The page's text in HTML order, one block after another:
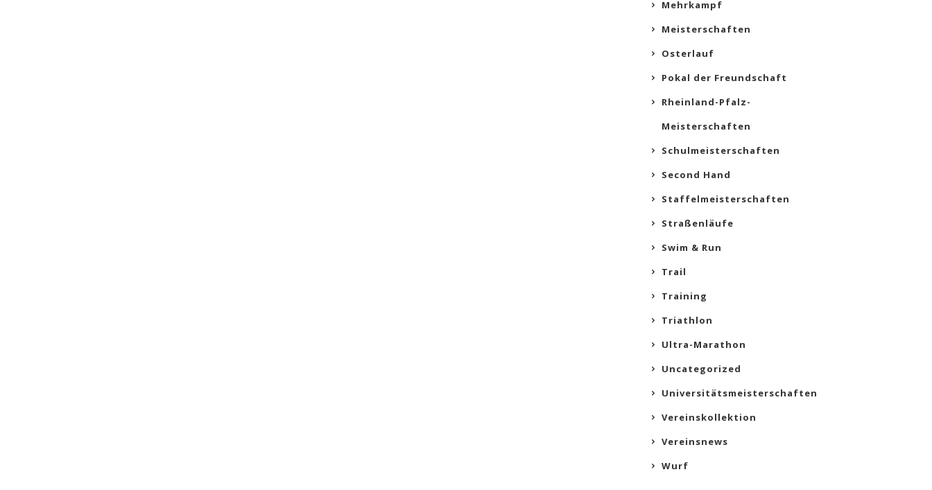
Mehrkampf
Meisterschaften
Osterlauf
Pokal der Freundschaft
Rheinland-Pfalz-
Meisterschaften
Schulmeisterschaften
Second Hand
Staffelmeisterschaften
Straßenläufe
Swim & Run
Trail
Training
Triathlon
Ultra-Marathon
Uncategorized
Universitätsmeisterschaften
Vereinskollektion
Vereinsnews
Wurf